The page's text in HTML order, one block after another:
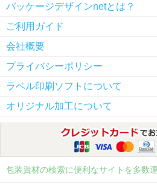
パッケージデザインnetとは？
ご利用ガイド
会社概要
プライバシーポリシー
ラベル印刷ソフトについて
オリジナル加工について
包装資材の検索に便利なサイトを多数